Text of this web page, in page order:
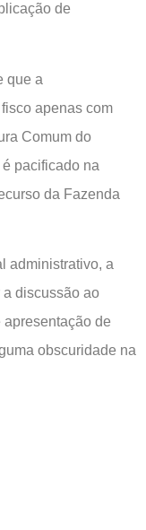
de
que a
apenas com
Comum do
pacificado na
da Fazenda
administrativo, a
discussão ao
de
obscuridade na